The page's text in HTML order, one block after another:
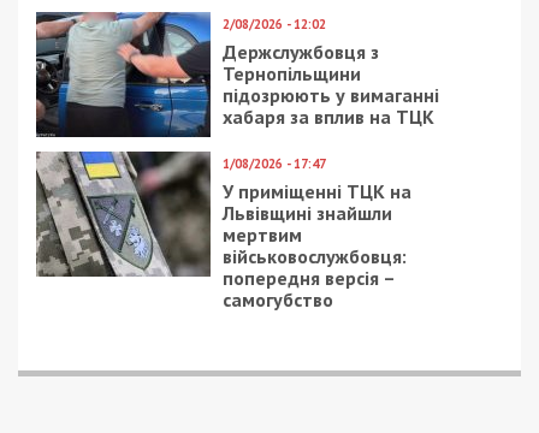
2/08/2026 - 12:02
Держслужбовця з
Тернопільщини
підозрюють у вимаганні
хабаря за вплив на ТЦК
1/08/2026 - 17:47
У приміщенні ТЦК на
Львівщині знайшли
мертвим
військовослужбовця:
попередня версія –
самогубство